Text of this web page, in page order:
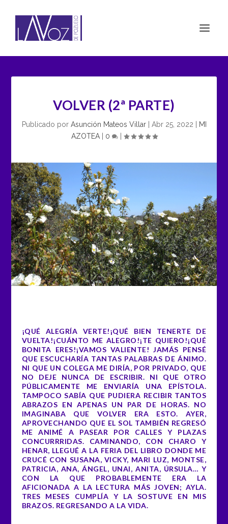
VOLVER (2ª PARTE)
Publicado por Asunción Mateos Villar| Abr 25, 2022
MI
AZOTEA| 0 |
¡QUÉ ALEGRÍA VERTE!¡QUÉ BIEN TENERTE DE
VUELTA!¡CUÁNTO ME ALEGRO!¡TE QUIERO!¡QUÉ
BONITA ERES!¡VAMOS VALIENTE! JAMÁS PENSÉ
QUE ESCUCHARÍA TANTAS PALABRAS DE ÁNIMO.
NI QUE UN COLEGA ME DIRÍA, POR PRIVADO, QUE
NO DEJE NUNCA DE ESCRIBIR. NI QUE OTRO
PÚBLICAMENTE ME ENVIARÍA UNA EPÍSTOLA.
TAMPOCO SABÍA QUE PUDIERA RECIBIR TANTOS
ABRAZOS EN APENAS UN PAR DE HORAS. NO
IMAGINABA QUE VOLVER ERA ESTO. AYER,
APROVECHANDO QUE EL SOL TAMBIÉN REGRESÓ
ME ANIMÉ A PASEAR POR CALLES Y PLAZAS
CONCURRRIDAS. CAMINANDO, CON CHARO Y
HENAR, LLEGUÉ A LA FERIA DEL LIBRO DONDE ME
CRUCÉ CON SUSANA, VICKY, MARI LUZ, MONTSE,
PATRICIA, ANA, ÁNGEL, UNAI, ANITA, ÚRSULA… Y
CON LA QUE PROBABLEMENTE ERA LA
AFICIONADA A LA LECTURA MÁS JOVEN; AYLA.
TRES MESES CUMPLÍA Y LA SOSTUVE EN MIS
BRAZOS. REGRESANDO A LA VIDA.